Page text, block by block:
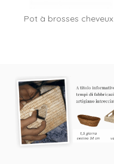
Pot à brosses cheveux...